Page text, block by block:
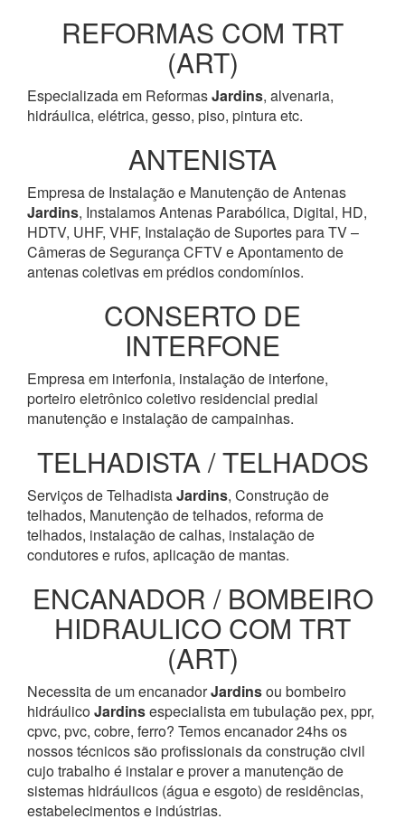
REFORMAS COM TRT
(ART)
Especializada em ReformasJardins, alvenaria,
hidráulica, elétrica, gesso, piso, pintura etc.
ANTENISTA
Empresa de Instalação e Manutenção de Antenas
Jardins, Instalamos Antenas Parabólica, Digital, HD,
HDTV, UHF, VHF, Instalação de Suportes para TV –
Câmeras de Segurança CFTV e Apontamento de
antenas coletivas em prédios condomínios.
CONSERTO DE
INTERFONE
Empresa em interfonia, instalação de interfone,
porteiro eletrônico coletivo residencial predial
manutenção e instalação de campainhas.
TELHADISTA / TELHADOS
Serviços de TelhadistaJardins, Construção de
telhados, Manutenção de telhados, reforma de
telhados, instalação de calhas, instalação de
condutores e rufos, aplicação de mantas.
ENCANADOR / BOMBEIRO
HIDRAULICO COM TRT
(ART)
Necessita de um encanadorJardinsou bombeiro
hidráulicoJardinsespecialista em tubulação pex, ppr,
cpvc, pvc, cobre, ferro? Temos encanador 24hs os
nossos técnicos são profissionais da construção civil
cujo trabalho é instalar e prover a manutenção de
sistemas hidráulicos (água e esgoto) de residências,
estabelecimentos e indústrias.